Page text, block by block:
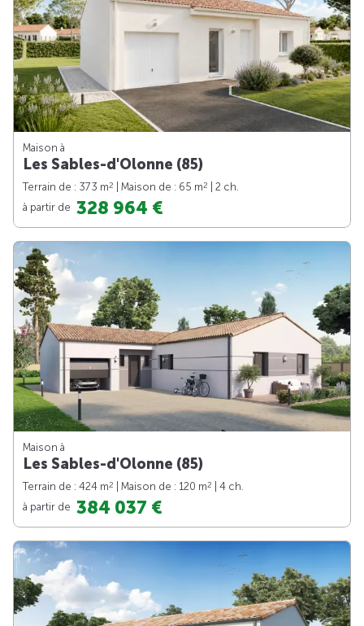
Maison à
Les Sables-d'Olonne (85)
Terrain de : 373 m2 | Maison de : 65 m2
| 2 ch.
à partir de 328 964 €
Maison à
Les Sables-d'Olonne (85)
Terrain de : 424 m2 | Maison de : 120 m2
| 4 ch.
à partir de 384 037 €